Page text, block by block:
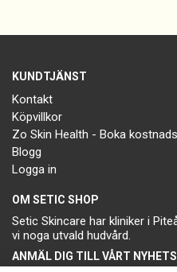
KUNDTJÄNST
Kontakt
Köpvillkor
Zo Skin Health - Boka
Blogg
Logga in
OM SETIC SHOP
Setic Skincare har kliniker i
vi noga utvald hudvård.
ANMÄL DIG TILL VÅRT